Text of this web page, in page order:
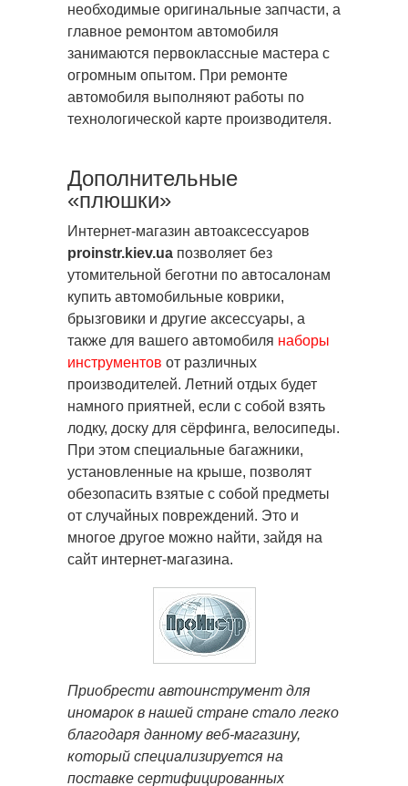
необходимые оригинальные запчасти, а
главное ремонтом автомобиля
занимаются первоклассные мастера с
огромным опытом. При ремонте
автомобиля выполняют работы по
технологической карте производителя.
Дополнительные
«плюшки»
Интернет-магазин автоаксессуаров
proinstr.kiev.ua позволяет без
утомительной беготни по автосалонам
купить автомобильные коврики,
брызговики и другие аксессуары, а
также для вашего автомобиля наборы
инструментов от различных
производителей. Летний отдых будет
намного приятней, если с собой взять
лодку, доску для сёрфинга, велосипеды.
При этом специальные багажники,
установленные на крыше, позволят
обезопасить взятые с собой предметы
от случайных повреждений. Это и
многое другое можно найти, зайдя на
сайт интернет-магазина.
Приобрести автоинструмент для
иномарок в нашей стране стало легко
благодаря данному веб-магазину,
который специализируется на
поставке сертифицированных